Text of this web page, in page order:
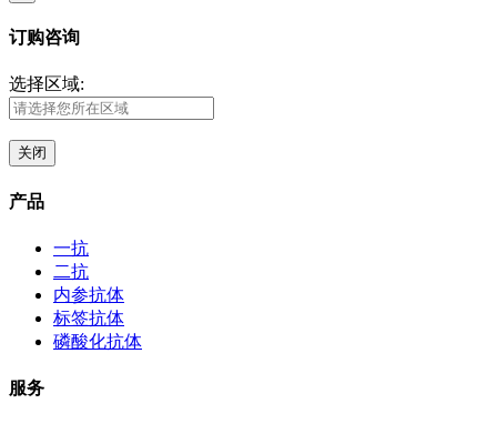
订购咨询
选择区域:
关闭
产品
一抗
二抗
内参抗体
标签抗体
磷酸化抗体
服务